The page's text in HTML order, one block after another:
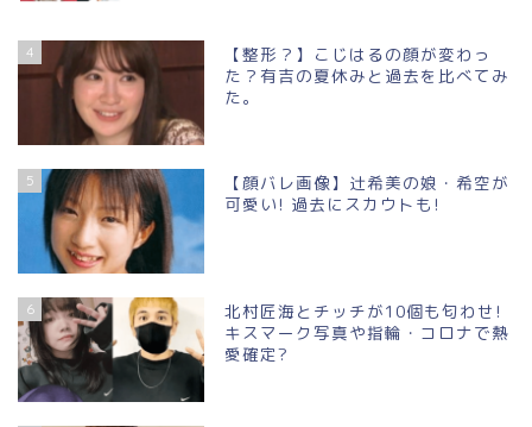
4
【整形？】こじはるの顔が変わっ
た？有吉の夏休みと過去を比べてみ
た。
5
【顔バレ画像】辻希美の娘・希空が
可愛い! 過去にスカウトも!
6
北村匠海とチッチが10個も匂わせ!
キスマーク写真や指輪・コロナで熱
愛確定?